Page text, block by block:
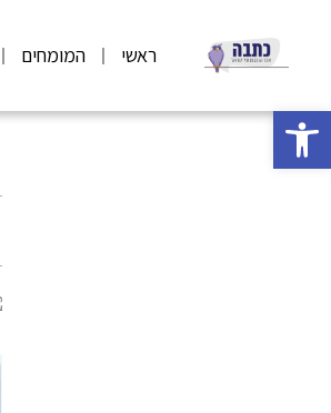
פתח סרגל נגישות
ראשי המומחים